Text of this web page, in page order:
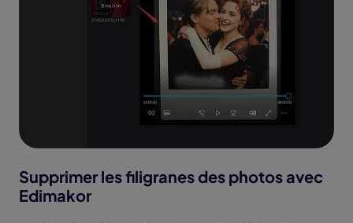
Supprimer les filigranes des photos avec
Edimakor